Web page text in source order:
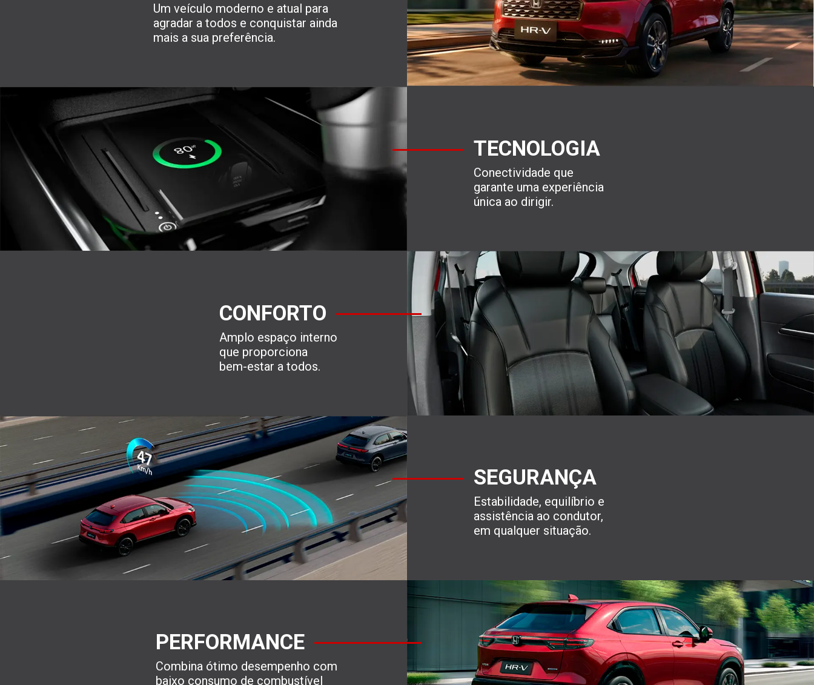
Um veículo moderno e atual para
agradar a todos e conquistar ainda
mais a sua preferência.
TECNOLOGIA
Conectividade que
garante uma experiência
única ao dirigir.
CONFORTO
Amplo espaço interno
que proporciona
bem-estar a todos.
SEGURANÇA
Estabilidade, equilíbrio e
assistência ao condutor,
em qualquer situação.
PERFORMANCE
Combina ótimo desempenho com
baixo consumo de combustível